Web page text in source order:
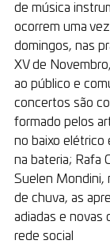
de música
ocorrem uma
domingos, nas
XV de
ao público e
concertos são
formado pelos
no baixo elétrico
na bateria; Rafa
Suelen Mondini,
de chuva, as
adiadas e novas
rede social